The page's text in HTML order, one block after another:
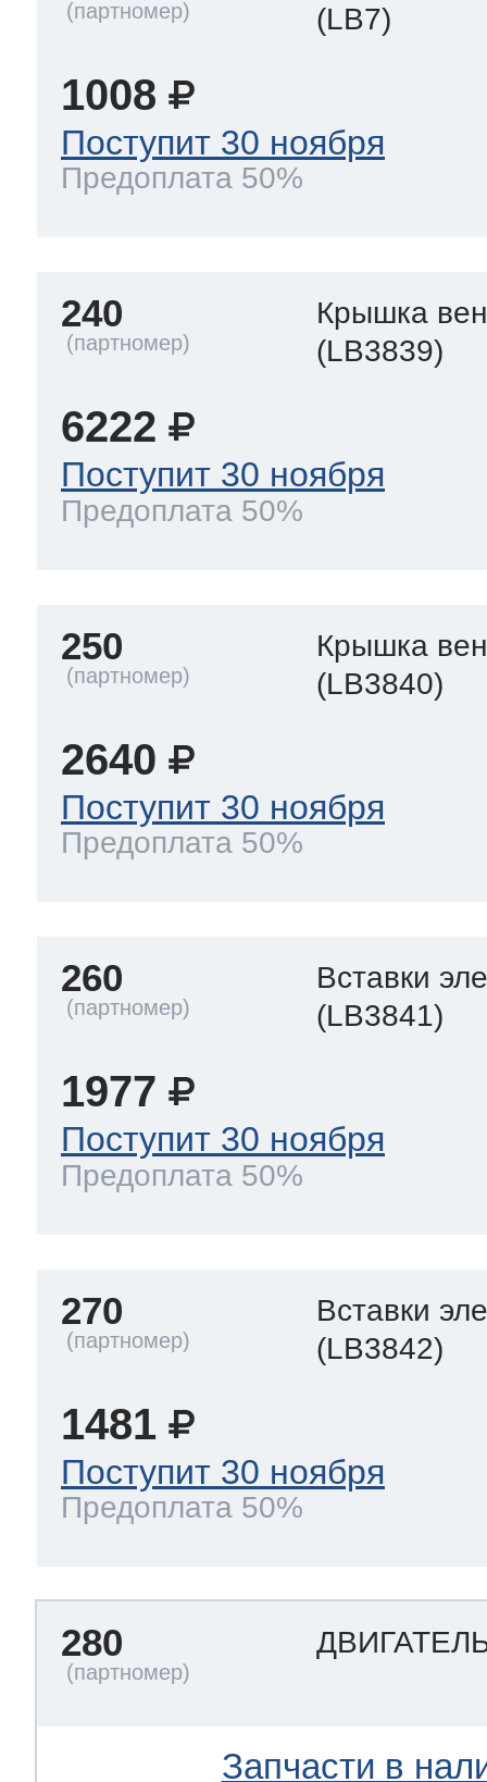
(LB7)
1008
Поступит 30 ноября
Предоплата 50%
240
Крышка
(LB3839)
6222
Поступит 30 ноября
Предоплата 50%
250
Крышка
(LB3840)
2640
Поступит 30 ноября
Предоплата 50%
260
Вставки
(LB3841)
1977
Поступит 30 ноября
Предоплата 50%
270
Вставки
(LB3842)
1481
Поступит 30 ноября
Предоплата 50%
280
Запчасти в